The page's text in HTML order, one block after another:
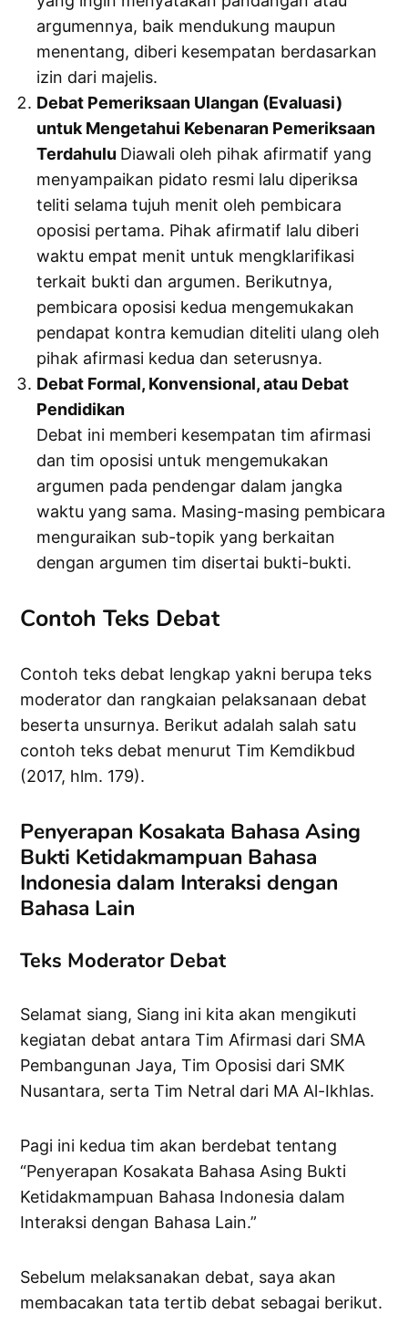
argumennya, baik mendukung maupun
menentang, diberi kesempatan berdasarkan
izin dari majelis.
Debat Pemeriksaan Ulangan (Evaluasi)
untuk Mengetahui Kebenaran Pemeriksaan
Terdahulu Diawali oleh pihak afirmatif yang
menyampaikan pidato resmi lalu diperiksa
teliti selama tujuh menit oleh pembicara
oposisi pertama. Pihak afirmatif lalu diberi
waktu empat menit untuk mengklarifikasi
terkait bukti dan argumen. Berikutnya,
pembicara oposisi kedua mengemukakan
pendapat kontra kemudian diteliti ulang oleh
pihak afirmasi kedua dan seterusnya.
Debat Formal, Konvensional, atau Debat
Pendidikan
Debat ini memberi kesempatan tim afirmasi
dan tim oposisi untuk mengemukakan
argumen pada pendengar dalam jangka
waktu yang sama. Masing-masing pembicara
menguraikan sub-topik yang berkaitan
dengan argumen tim disertai bukti-bukti.
Contoh Teks Debat
Contoh teks debat lengkap yakni berupa teks
moderator dan rangkaian pelaksanaan debat
beserta unsurnya. Berikut adalah salah satu
contoh teks debat menurut Tim Kemdikbud
(2017, hlm. 179).
Penyerapan Kosakata Bahasa Asing
Bukti Ketidakmampuan Bahasa
Indonesia dalam Interaksi dengan
Bahasa Lain
Teks Moderator Debat
Selamat siang, Siang ini kita akan mengikuti
kegiatan debat antara Tim Afirmasi dari SMA
Pembangunan Jaya, Tim Oposisi dari SMK
Nusantara, serta Tim Netral dari MA Al-Ikhlas.
Pagi ini kedua tim akan berdebat tentang
“Penyerapan Kosakata Bahasa Asing Bukti
Ketidakmampuan Bahasa Indonesia dalam
Interaksi dengan Bahasa Lain.”
Sebelum melaksanakan debat, saya akan
membacakan tata tertib debat sebagai berikut.